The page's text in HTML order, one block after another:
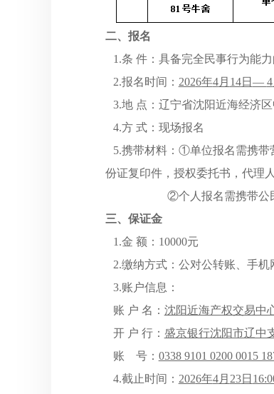
二、报名
1.条 件：具备完全民事行为能
2.报名时间： 2026年4月 14日 — 4
3.地 点：辽宁省沈阳近海经济
4.方 式：现场报名
5.携带材料：①单位报名需携带
份证复印件，授权委托书，代理
②个人报名需携带公民本
三、保证金
1.金 额：10000元
2.缴纳方式：公对公转账、手机
3.账户信息：
账 户 名： 沈阳近海产权交易中
开 户 行： 盛京银行沈阳市辽中
账
号： 0338 9101 0200 0015
4.截止时间： 2026年4月 23日